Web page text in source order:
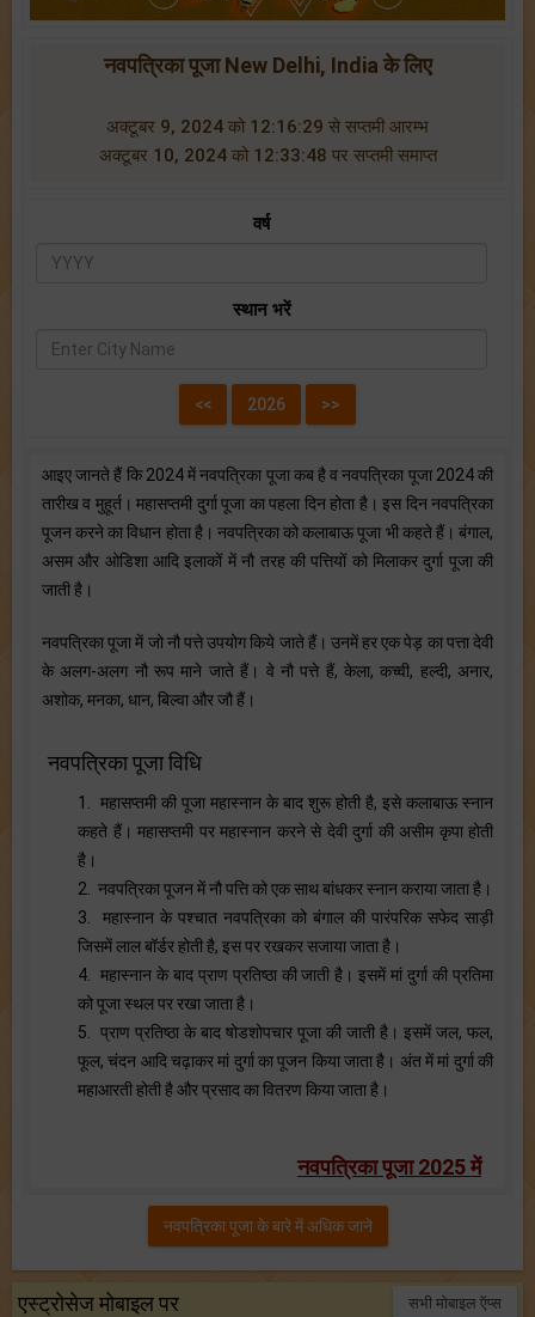
नवपत्रिका पूजा New Delhi, India के लिए
अक्टूबर 9, 2024 को 12:16:29 से सप्तमी आरम्भ
अक्टूबर 10, 2024 को 12:33:48 पर सप्तमी समाप्त
वर्ष
स्थान भरें
आइए जानते हैं कि 2024 में नवपत्रिका पूजा कब है व नवपत्रिका पूजा 2024 की
तारीख व मुहूर्त। महासप्तमी दुर्गा पूजा का पहला दिन होता है। इस दिन नवपत्रिका
पूजन करने का विधान होता है। नवपत्रिका को कलाबाऊ पूजा भी कहते हैं। बंगाल,
असम और ओडिशा आदि इलाकों में नौ तरह की पत्तियों को मिलाकर दुर्गा पूजा की
जाती है।
नवपत्रिका पूजा में जो नौ पत्ते उपयोग किये जाते हैं। उनमें हर एक पेड़ का पत्ता देवी
के अलग-अलग नौ रूप माने जाते हैं। वे नौ पत्ते हैं, केला, कच्वी, हल्दी, अनार,
अशोक, मनका, धान, बिल्वा और जौ हैं।
नवपत्रिका पूजा विधि
1. महासप्तमी की पूजा महास्नान के बाद शुरू होती है, इसे कलाबाऊ स्नान
कहते हैं। महासप्तमी पर महास्नान करने से देवी दुर्गा की असीम कृपा होती
है।
2. नवपत्रिका पूजन में नौ पत्ति को एक साथ बांधकर स्नान कराया जाता है।
3. महास्नान के पश्चात नवपत्रिका को बंगाल की पारंपरिक सफेद साड़ी
जिसमें लाल बॉर्डर होती है, इस पर रखकर सजाया जाता है।
4. महास्नान के बाद प्राण प्रतिष्ठा की जाती है। इसमें मां दुर्गा की प्रतिमा
को पूजा स्थल पर रखा जाता है।
5. प्राण प्रतिष्ठा के बाद षोडशोपचार पूजा की जाती है। इसमें जल, फल,
फूल, चंदन आदि चढ़ाकर मां दुर्गा का पूजन किया जाता है। अंत में मां दुर्गा की
महाआरती होती है और प्रसाद का वितरण किया जाता है।
नवपत्रिका पूजा 2025 में
नवपत्रिका पूजा के बारे में अधिक जाने
एस्ट्रोसेज मोबाइल पर सभी मोबाइल ऍप्स